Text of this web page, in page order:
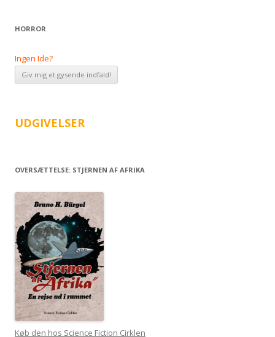
HORROR
Ingen Ide?
UDGIVELSER
OVERSÆTTELSE: STJERNEN AF AFRIKA
Køb den hos Science Fiction Cirklen